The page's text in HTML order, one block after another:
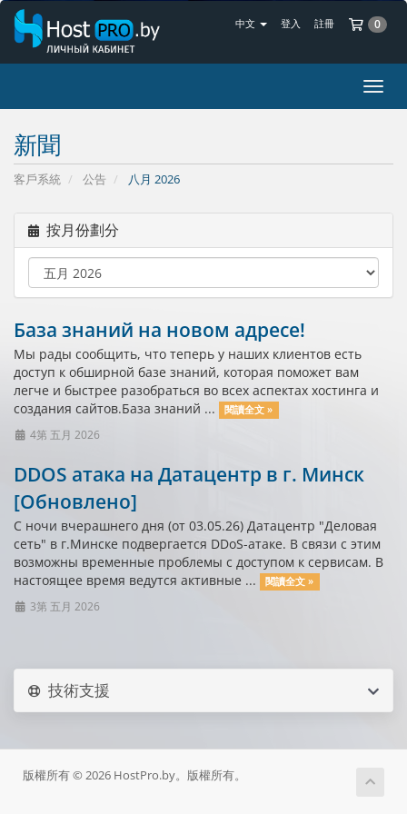
中文 登入 註冊 0 購
切
換
新聞
客戶系統 公告 八月 2026
按月份劃分
База знаний на новом адресе!
Мы рады сообщить, что теперь у наших клиентов есть
доступ к обширной базе знаний, которая поможет вам
легче и быстрее разобраться во всех аспектах хостинга и
создания сайтов.База знаний ...
閱讀全文 »
4第 五月 2026
DDOS атака на Датацентр в г. Минск
[Обновлено]
С ночи вчерашнего дня (от 03.05.26) Датацентр "Деловая
сеть" в г.Минске подвергается DDoS-атаке. В связи с этим
возможны временные проблемы с доступом к сервисам. В
настоящее время ведутся активные ...
閱讀全文 »
3第 五月 2026
技術支援
版權所有 © 2026 HostPro.by。版權所有。